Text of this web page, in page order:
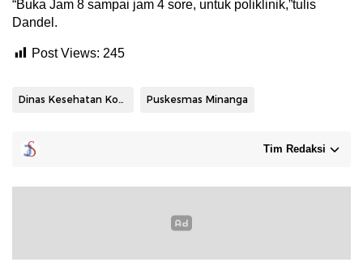
“Buka Jam 8 sampai jam 4 sore, untuk poliklinik,”tulis
Dandel.
Post Views: 245
Dinas Kesehatan Kota Manado Puskesmas Minanga
Tim Redaksi